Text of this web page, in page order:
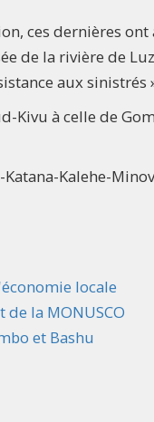
ces dernières
de la rivière de
aux sinistrés
Kivu à celle de
Kalehe-
locale
la MONUSCO
et Bashu